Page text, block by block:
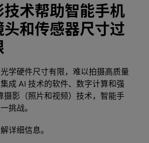
技术帮助智能手机
头和传感器尺寸过
学硬件尺寸有限，难以拍摄高质量
成 AI 技术的软件、数字计算和强
摄影（照片和视频）技术，智能手
挑战。
详细信息。